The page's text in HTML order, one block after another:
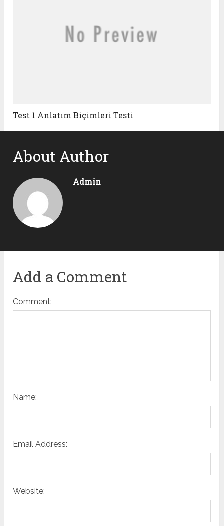
Test 1 Anlatım Biçimleri Testi
About Author
Admin
Add a Comment
Comment:
Name:
Email Address:
Website: